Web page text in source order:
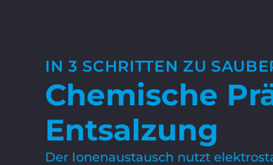
IN 3 SCHRITTEN ZU
Chemische
Entsalzung
Der Ionenaustausch nutzt